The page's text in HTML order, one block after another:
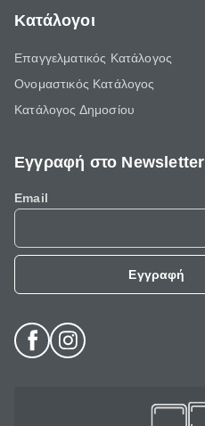
Κατάλογοι
Επαγγελματικός Κατάλογος
Ονομαστικός Κατάλογος
Κατάλογος Δημοσίου
Εγγραφή στο Newsletter
Email
Εγγραφή